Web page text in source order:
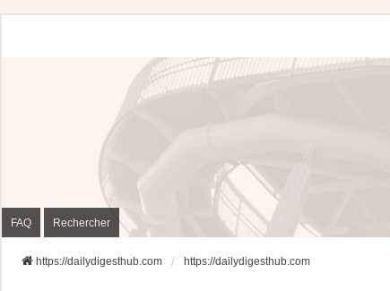
FAQ Rechercher
https://dailydigesthub.com https://dailydigesthub.com